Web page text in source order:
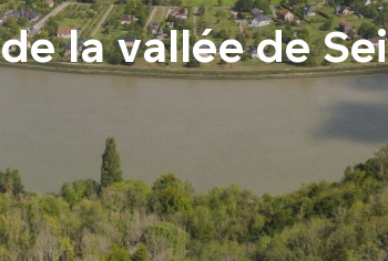
de la vallée de